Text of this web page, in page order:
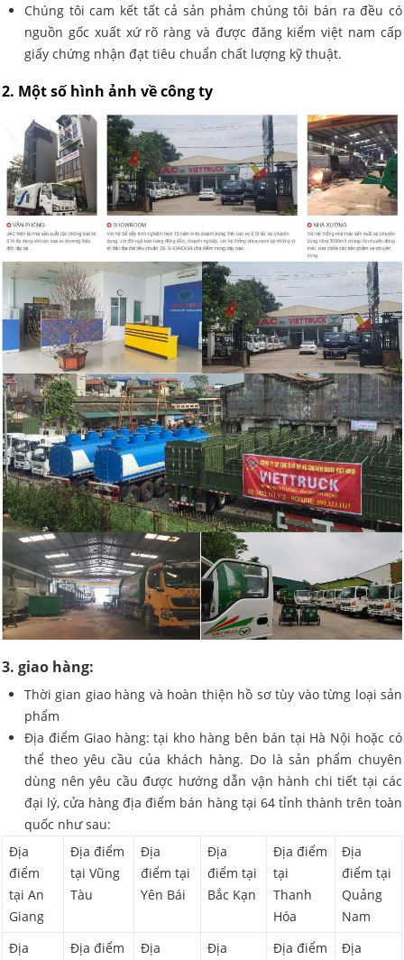
Chúng tôi cam kết tất cả sản phảm chúng tôi bán ra đều có
nguồn gốc xuất xứ rõ ràng và được đăng kiểm việt nam cấp
giấy chứng nhận đạt tiêu chuẩn chất lượng kỹ thuật.
2. Một số hình ảnh về công ty
3. giao hàng:
Thời gian giao hàng và hoàn thiện hồ sơ tùy vào từng loại sản
phẩm
Địa điểm Giao hàng: tại kho hàng bên bán tại Hà Nội hoặc có
thể theo yêu cầu của khách hàng. Do là sản phẩm chuyên
dùng nên yêu cầu được hướng dẫn vận hành chi tiết tại các
đại lý, cửa hàng địa điểm bán hàng tại 64 tỉnh thành trên toàn
quốc như sau:
Địa
điểm
tại An
Giang
Địa điểm
tại Vũng
Tàu
Địa
điểm tại
Yên Bái
Địa
điểm tại
Bắc Kạn
Địa điểm
tại
Thanh
Hóa
Địa
điểm tại
Quảng
Nam
Địa
Địa điểm
Địa
Địa
Địa điểm
Địa